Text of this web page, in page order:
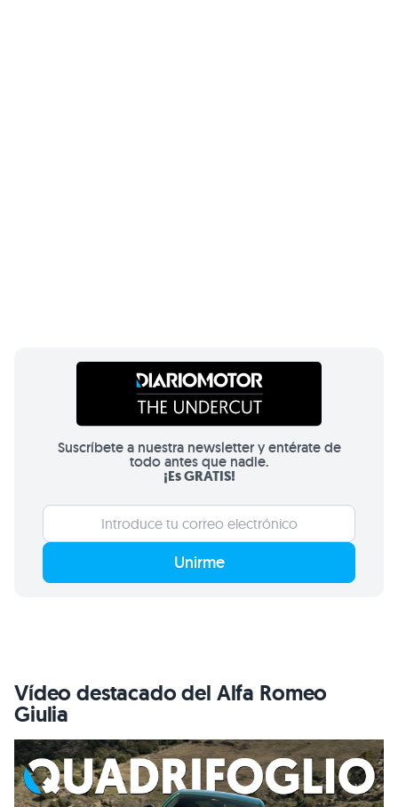
Suscríbete a nuestra newsletter y entérate de
todo antes que nadie.
¡Es GRATIS!
Unirme
Vídeo destacado del Alfa Romeo
Giulia